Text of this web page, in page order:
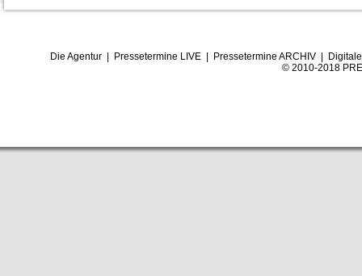
Die Agentur| Pressetermine LIVE| Pressetermine ARCHIV|
© 2010-2018